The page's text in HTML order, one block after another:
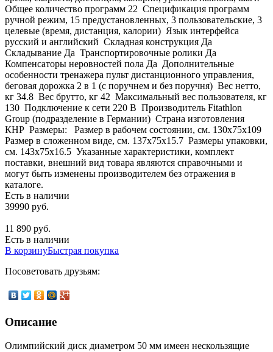
Общее количество программ 22 Спецификация программ
ручной режим, 15 предустановленных, 3 пользовательские, 3
целевые (время, дистанция, калории) Язык интерфейса
русский и английский Складная конструкция Да
Складывание Да Транспортировочные ролики Да
Компенсаторы неровностей пола Да Дополнительные
особенности тренажера пульт дистанционного управления,
беговая дорожка 2 в 1 (с поручнем и без поручня) Вес нетто,
кг 34.8 Вес брутто, кг 42 Максимальный вес пользователя, кг
130 Подключение к сети 220 В Производитель Fitathlon
Group (подразделение в Германии) Страна изготовления
КНР Размеры: Размер в рабочем состоянии, см. 130х75x109
Размер в сложенном виде, см. 137х75x15.7 Размеры упаковки,
см. 143х75x16.5 Указанные характеристики, комплект
поставки, внешний вид товара являются справочными и
могут быть изменены производителем без отражения в
каталоге.
Есть в наличии
39990 руб.
11 890 руб.
Есть в наличии
В корзинуБыстрая покупка
Посоветовать друзьям:
Описание
Олимпийский диск диаметром 50 мм имеен нескользящие